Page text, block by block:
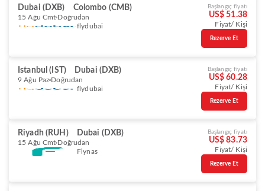
Dubai (DXB) Colombo (CMB)
15 Ağu Cmt Doğrudan
flydubai
Başlangıç fiyatı
US$ 51.38
Fiyat/ Kişi
Rezerve Et
Istanbul (IST) Dubai (DXB)
9 Ağu Paz Doğrudan
flydubai
Başlangıç fiyatı
US$ 60.28
Fiyat/ Kişi
Rezerve Et
Riyadh (RUH) Dubai (DXB)
15 Ağu Cmt Doğrudan
Flynas
Başlangıç fiyatı
US$ 83.73
Fiyat/ Kişi
Rezerve Et